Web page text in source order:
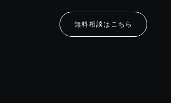
無料相談はこちら